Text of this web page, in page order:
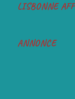
LISBONNE
ANNONCE